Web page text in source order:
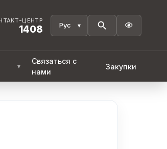
ЦЕНТР
1408 
▼
Связаться с
нами
Закупки